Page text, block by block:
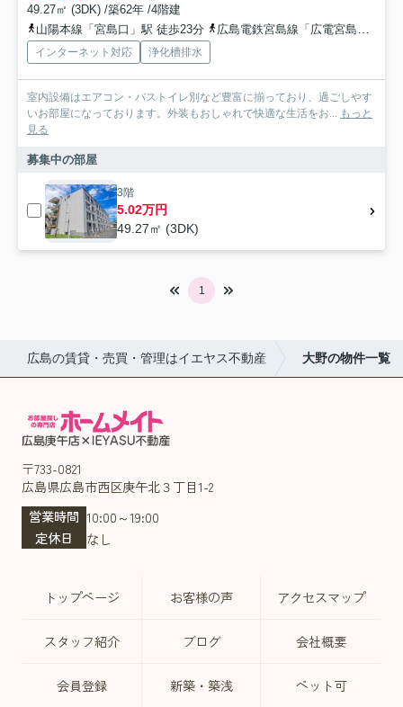
49.27㎡ (3DK) /築62年 /4階建
山陽本線「宮島口」駅 徒歩23分
広島電鉄宮島線「広電宮島口」駅 徒歩24分
インターネット対応 浄化槽排水
室内設備はエアコン・バストイレ別など豊富に揃っており、過ごしやす
いお部屋になっております。外装もおしゃれで快適な生活をお... もっと
見る
募集中の部屋
3階
5.02万円
49.27㎡ (3DK)
1
広島の賃貸・売買・管理はイエヤス不動産 大野の物件一覧
〒733-0821
広島県広島市西区庚午北３丁目1-2
営業時間 10:00～19:00
定休日
なし
トップページ お客様の声 アクセスマップ
スタッフ紹介 ブログ 会社概要
会員登録 新築・築浅 ペット可